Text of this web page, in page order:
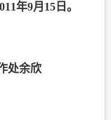
年9月 15 日。
处余欣